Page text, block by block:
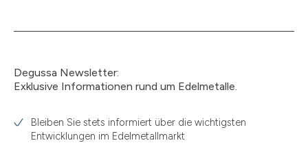
3.05
3.11
Degussa Newsletter:
Exklusive Informationen rund um Edelmetalle.
Bleiben Sie stets informiert über die wichtigsten
Entwicklungen im Edelmetallmarkt